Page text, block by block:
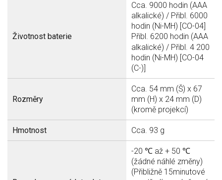
Životnost baterie
Cca. 9000 hodin (AAA
alkalické) / Přibl. 6000
hodin (Ni-MH) [CO-04]
Přibl. 6200 hodin (AAA
alkalické) / Přibl. 4 200
hodin (Ni-MH) [CO-04
(C-)]
Rozměry
Cca. 54 mm (Š) x 67
mm (H) x 24 mm (D)
(kromě projekcí)
Hmotnost Cca. 93 g
-20 ℃ až + 50 ℃
(žádné náhlé změny)
(Přibližně 15minutové